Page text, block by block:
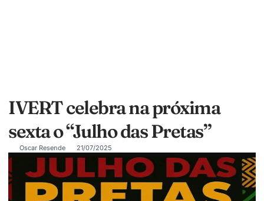
IVERT celebra na próxima
sexta o “Julho das Pretas”
Oscar Resende 21/07/2025